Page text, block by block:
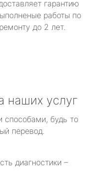
гарантию
работы по
ремонту до 2 лет.
наших услуг
будь то
перевод.
диагностики –